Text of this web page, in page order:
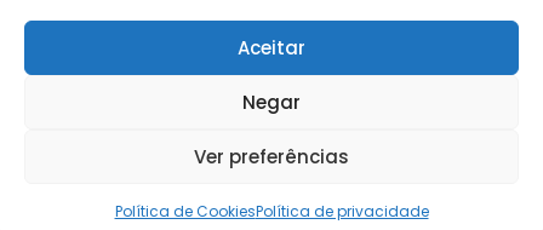
Aceitar
Negar
Ver preferências
Política de CookiesPolítica de privacidade
DECOM - A Voz do
CEMA nas Redes!